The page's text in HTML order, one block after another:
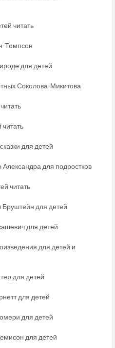
читать
Томпсон
для детей
Соколова-Микитова
для детей
для подростков
читать
для детей
для детей
для детей и
для детей
для детей
для детей
для детей